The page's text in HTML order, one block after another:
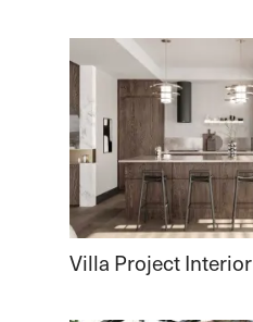
Villa Project Interior